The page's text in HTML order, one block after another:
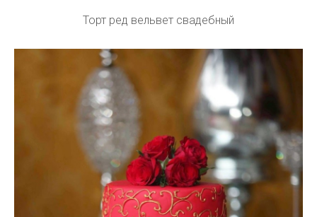
Торт ред вельвет свадебный